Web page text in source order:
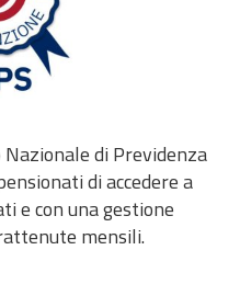
di Previdenza
di accedere a
e con una gestione
mensili.